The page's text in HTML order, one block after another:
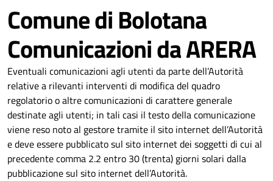
Comune di Bolotana
Comunicazioni da ARERA
Eventuali comunicazioni agli utenti da parte dell’Autorità
relative a rilevanti interventi di modifica del quadro
regolatorio o altre comunicazioni di carattere generale
destinate agli utenti; in tali casi il testo della comunicazione
viene reso noto al gestore tramite il sito internet dell’Autorità
e deve essere pubblicato sul sito internet dei soggetti di cui al
precedente comma 2.2 entro 30 (trenta) giorni solari dalla
pubblicazione sul sito internet dell’Autorità.